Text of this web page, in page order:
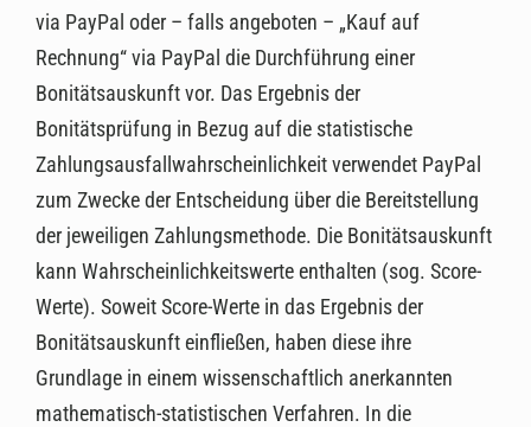
via PayPal oder – falls angeboten – „Kauf auf
Rechnung“ via PayPal die Durchführung einer
Bonitätsauskunft vor. Das Ergebnis der
Bonitätsprüfung in Bezug auf die statistische
Zahlungsausfallwahrscheinlichkeit verwendet PayPal
zum Zwecke der Entscheidung über die Bereitstellung
der jeweiligen Zahlungsmethode. Die Bonitätsauskunft
kann Wahrscheinlichkeitswerte enthalten (sog. Score-
Werte). Soweit Score-Werte in das Ergebnis der
Bonitätsauskunft einfließen, haben diese ihre
Grundlage in einem wissenschaftlich anerkannten
mathematisch-statistischen Verfahren. In die